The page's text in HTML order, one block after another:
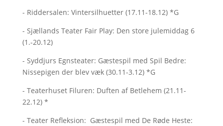
- Riddersalen: Vintersilhuetter (17.11-18.12) *G
- Sjællands Teater Fair Play: Den store julemiddag 6
(1.-20.12)
- Syddjurs Egnsteater: Gæstespil med Spil Bedre:
Nissepigen der blev væk (30.11-3.12) *G
- Teaterhuset Filuren: Duften af Betlehem (21.11-
22.12) *
- Teater Refleksion: Gæstespil med De Røde Heste: